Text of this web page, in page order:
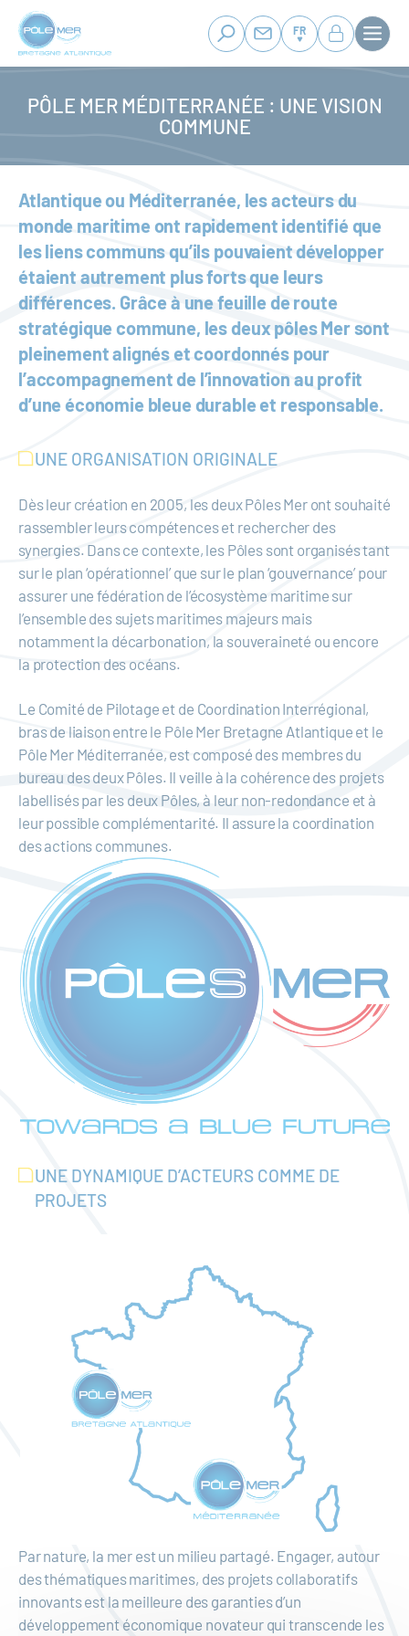
Panneau de gestion des cookies
Aller
contenu
FR
PÔLE MER MÉDITERRANÉE : UNE VISION
COMMUNE
Atlantique ou Méditerranée, les acteurs du
monde maritime ont rapidement identifié que
les liens communs qu’ils pouvaient développer
étaient autrement plus forts que leurs
différences. Grâce à une feuille de route
stratégique commune, les deux pôles Mer sont
pleinement alignés et coordonnés pour
l’accompagnement de l’innovation au profit
d’une économie bleue durable et responsable.
UNE ORGANISATION ORIGINALE
Dès leur création en 2005, les deux Pôles Mer ont souhaité
rassembler leurs compétences et rechercher des
synergies. Dans ce contexte, les Pôles sont organisés tant
sur le plan ‘opérationnel’ que sur le plan ‘gouvernance’ pour
assurer une fédération de l’écosystème maritime sur
l’ensemble des sujets maritimes majeurs mais
notamment la décarbonation, la souveraineté ou encore
la protection des océans.
Le Comité de Pilotage et de Coordination Interrégional,
bras de liaison entre le Pôle Mer Bretagne Atlantique et le
Pôle Mer Méditerranée, est composé des membres du
bureau des deux Pôles. Il veille à la cohérence des projets
labellisés par les deux Pôles, à leur non-redondance et à
leur possible complémentarité. Il assure la coordination
des actions communes.
UNE DYNAMIQUE D’ACTEURS COMME DE
PROJETS
Par nature, la mer est un milieu partagé. Engager, autour
des thématiques maritimes, des projets collaboratifs
innovants est la meilleure des garanties d’un
développement économique novateur qui transcende les